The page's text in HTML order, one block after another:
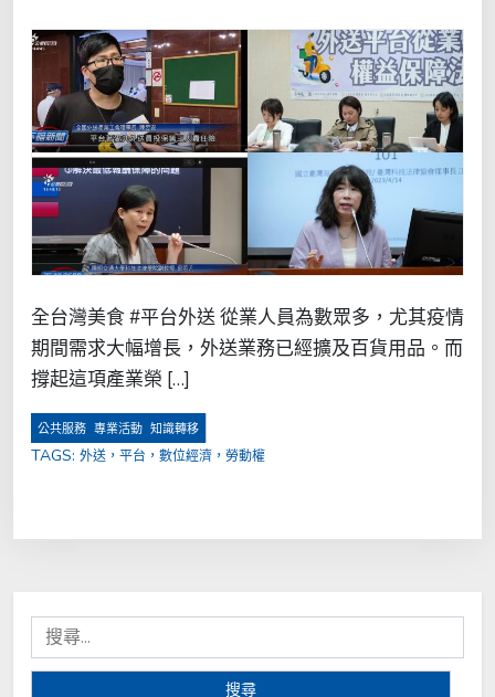
全台灣美食 #平台外送 從業人員為數眾多，尤其疫情
期間需求大幅增長，外送業務已經擴及百貨用品。而
撐起這項產業榮 […]
公共服務 專業活動 知識轉移
TAGS: 外送，平台，數位經濟，勞動權
搜
尋